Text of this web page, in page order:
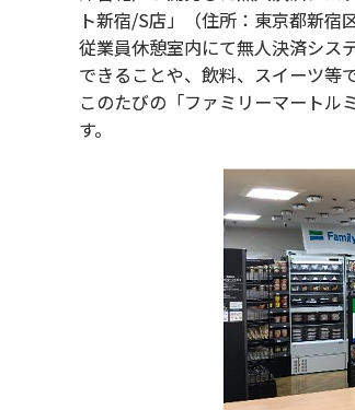
ト新宿/S店」（住所：東京都新宿
従業員休憩室内にて無人決済シス
できることや、飲料、スイーツ等
このたびの「ファミリーマートル
す。